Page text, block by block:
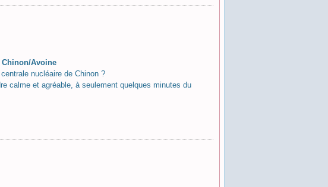
Chinon/Avoine
nucléaire de Chinon ?
calme et agréable, à seulement quelques minutes du